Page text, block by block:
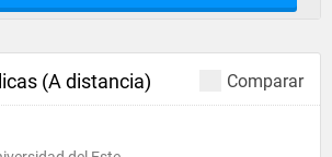
Comparar
(A distancia)